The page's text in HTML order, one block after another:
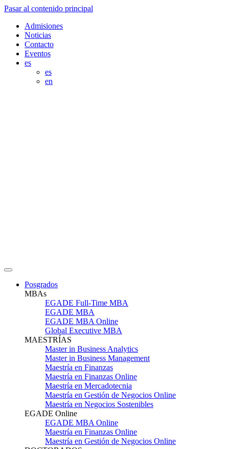
Pasar al contenido principal
Admisiones
Noticias
Contacto
Eventos
es
es
en
Posgrados
MBAs
EGADE Full-Time MBA
EGADE MBA
EGADE MBA Online
Global Executive MBA
MAESTRÍAS
Master in Business Analytics
Master in Business Management
Maestría en Finanzas
Maestría en Finanzas Online
Maestría en Mercadotecnia
Maestría en Gestión de Negocios Online
Maestría en Negocios Sostenibles
EGADE Online
EGADE MBA Online
Maestría en Finanzas Online
Maestría en Gestión de Negocios Online